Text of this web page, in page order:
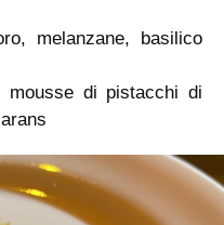
melanzane, basilico
mousse di pistacchi di